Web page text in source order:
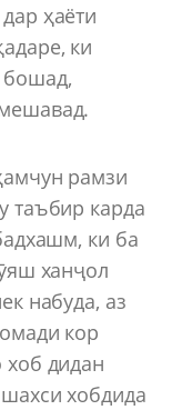
ҳаёти
ки
бошад,
рамзи
таъбир карда
ки ба
ханҷол
набуда, аз
кор
дидан
хобдида